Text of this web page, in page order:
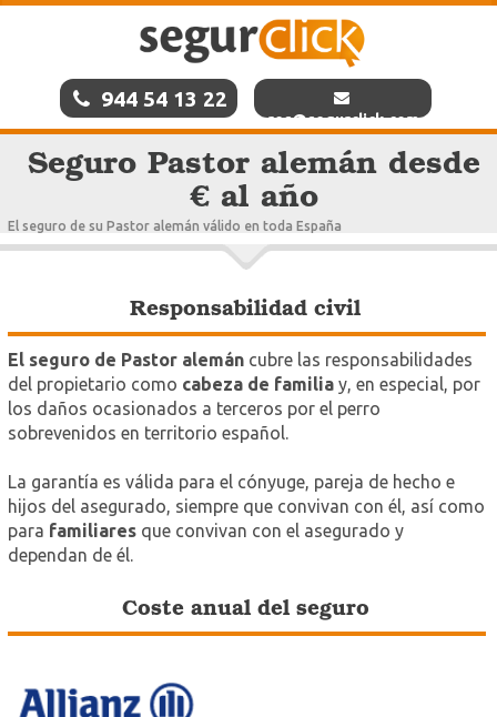
944 54 13 22
res@segurclick.com
Seguro Pastor alemán desde
€ al año
El seguro de su Pastor alemán válido en toda España
Responsabilidad civil
El seguro de Pastor alemán cubre las responsabilidades
del propietario como cabeza de familia y, en especial, por
los daños ocasionados a terceros por el perro
sobrevenidos en territorio español.
La garantía es válida para el cónyuge, pareja de hecho e
hijos del asegurado, siempre que convivan con él, así como
para familiares que convivan con el asegurado y
dependan de él.
Coste anual del seguro